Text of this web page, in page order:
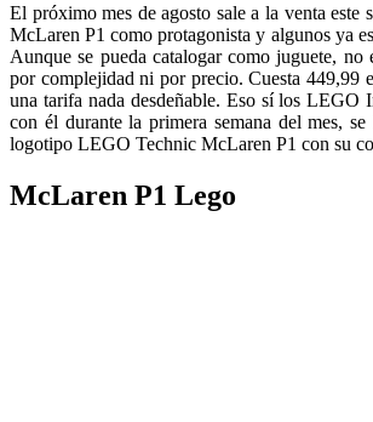
El próximo mes de agosto sale a la venta este
McLaren P1 como protagonista y algunos ya
Aunque se pueda catalogar como juguete, no
por complejidad ni por precio. Cuesta 449,99
una tarifa nada desdeñable. Eso sí los LEGO
con él durante la primera semana del mes,
logotipo LEGO Technic McLaren P1 con su
McLaren P1 Lego